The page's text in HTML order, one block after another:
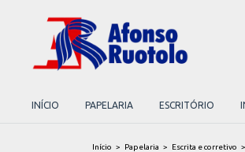
INÍCIO PAPELARIA ESCRITÓRIO
Início > Papelaria > Escrita e corretivo >